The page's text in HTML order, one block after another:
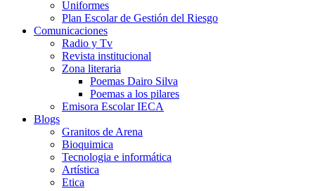
Uniformes
Plan Escolar de Gestión del Riesgo
Comunicaciones
Radio y Tv
Revista institucional
Zona literaria
Poemas Dairo Silva
Poemas a los pilares
Emisora Escolar IECA
Blogs
Granitos de Arena
Bioquimica
Tecnologia e informática
Artística
Etica